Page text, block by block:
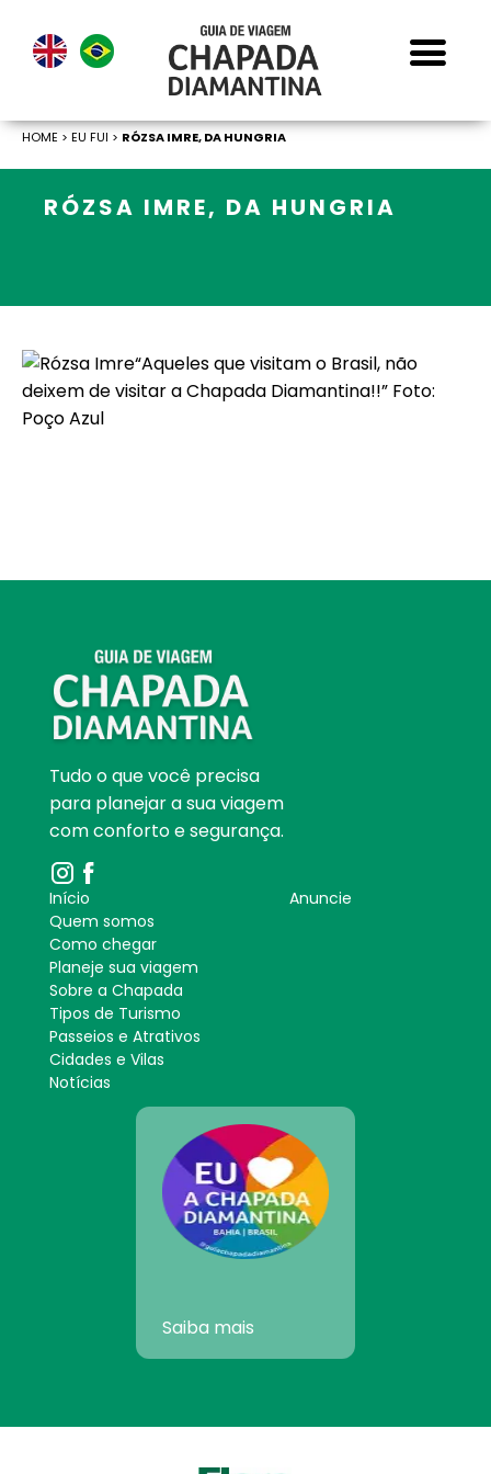
HOME > EU FUI > RÓZSA IMRE, DA HUNGRIA
RÓZSA IMRE, DA HUNGRIA
“Aqueles que visitam o Brasil, não
deixem de visitar a Chapada Diamantina!!” Foto:
Poço Azul
Tudo o que você precisa
para planejar a sua viagem
com conforto e segurança.
Início
Quem somos
Como chegar
Planeje sua viagem
Sobre a Chapada
Tipos de Turismo
Passeios e Atrativos
Cidades e Vilas
Notícias
Anuncie
Saiba mais